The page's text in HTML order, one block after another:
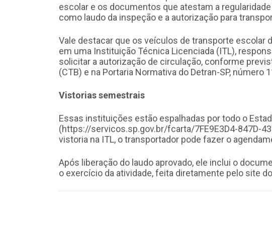
escolar e os documentos que atestam a
como laudo da inspeção e a autorização para
Vale destacar que os veículos de transporte escolar
em uma Instituição Técnica Licenciada (ITL),
solicitar a autorização de circulação, conforme
(CTB) e na Portaria Normativa do Detran-SP, número
Vistorias semestrais
Essas instituições estão espalhadas por todo o
(https://servicos.sp.gov.br/fcarta/7FE9E3D4-847D-
vistoria na ITL, o transportador pode fazer o
Após liberação do laudo aprovado, ele inclui o
o exercício da atividade, feita diretamente pelo site do